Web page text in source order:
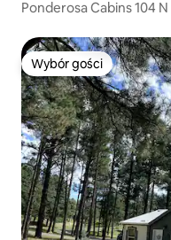
Ponderosa Cabins 104
Wybór gości
Wybór gości